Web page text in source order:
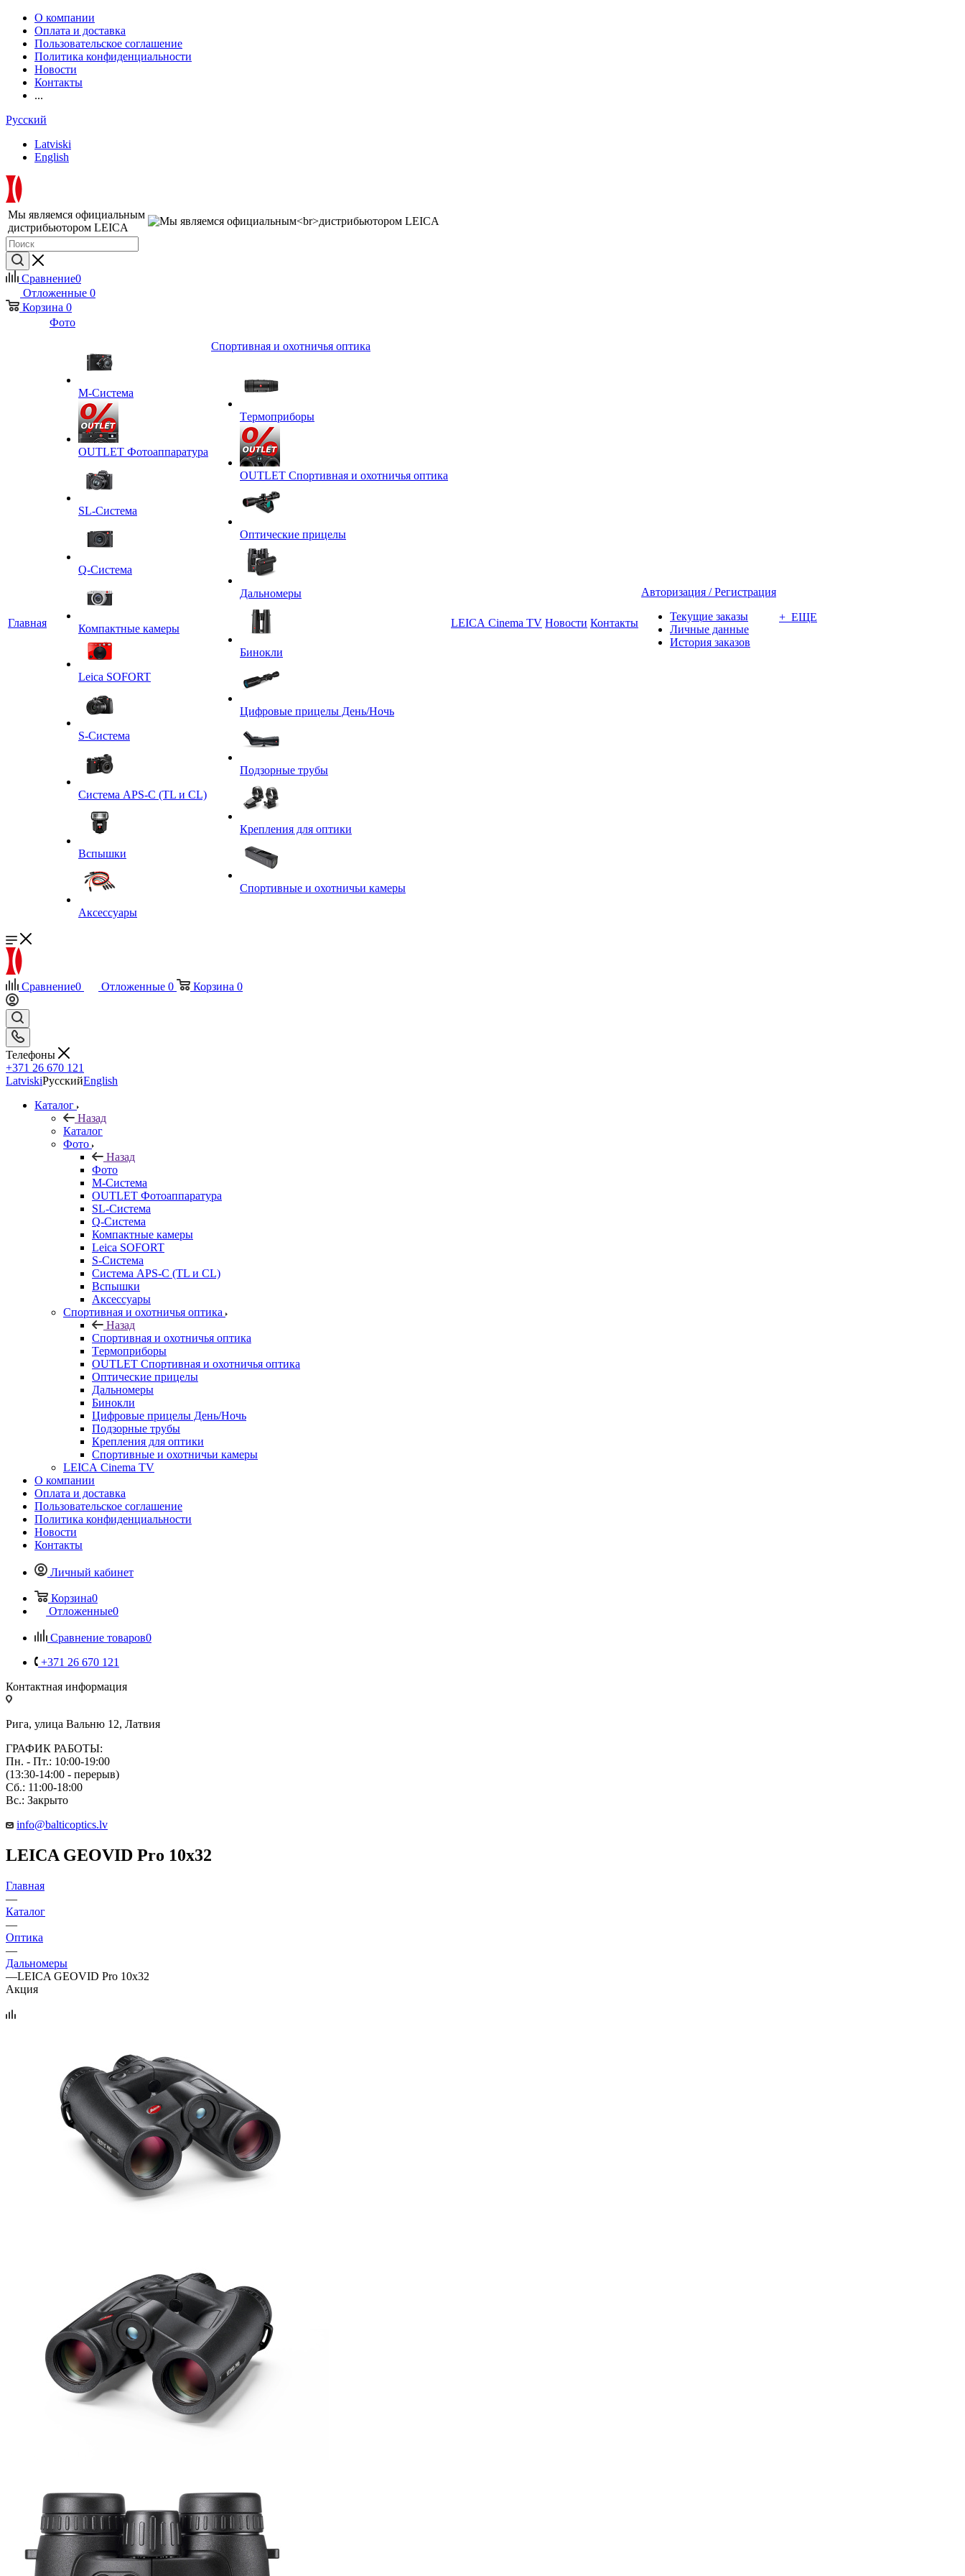
О компании
Оплата и доставка
Пользовательское соглашение
Политика конфиденциальности
Новости
Контакты
...
Русский
Latviski
English
Мы являемся официальным
дистрибьютором LEICA
Сравнение0
Отложенные 0
Корзина 0
Главная
Фото
M-Система
OUTLET Фотоаппаратура
SL-Система
Q-Cистема
Компактные камеры
Leica SOFORT
S-Система
Система APS-C (TL и CL)
Вспышки
Аксессуары
Спортивная и охотничья оптика
Tермоприборы
OUTLET Спортивная и охотничья оптика
Оптические прицелы
Дальномеры
Бинокли
Цифровые прицелы День/Ночь
Подзорные трубы
Крепления для оптики
Спортивные и охотничьи камеры
LEICA Cinema TV Новости Контакты
Авторизация / Регистрация
Текущие заказы
Личные данные
История заказов
+ ЕЩЕ
Сравнение0 Отложенные 0 Корзина 0
Телефоны
+371 26 670 121
LatviskiРусскийEnglish
Каталог
Назад
Каталог
Фото
Назад
Фото
M-Система
OUTLET Фотоаппаратура
SL-Система
Q-Cистема
Компактные камеры
Leica SOFORT
S-Система
Система APS-C (TL и CL)
Вспышки
Аксессуары
Спортивная и охотничья оптика
Назад
Спортивная и охотничья оптика
Tермоприборы
OUTLET Спортивная и охотничья оптика
Оптические прицелы
Дальномеры
Бинокли
Цифровые прицелы День/Ночь
Подзорные трубы
Крепления для оптики
Спортивные и охотничьи камеры
LEICA Cinema TV
О компании
Оплата и доставка
Пользовательское соглашение
Политика конфиденциальности
Новости
Контакты
Личный кабинет
Корзина0
Отложенные0
Сравнение товаров0
+371 26 670 121
Контактная информация
Рига, улица Вальню 12, Латвия
ГРАФИК РАБОТЫ:
Пн. - Пт.: 10:00-19:00
(13:30-14:00 - перерыв)
Сб.: 11:00-18:00
Вс.: Закрыто
info@balticoptics.lv
LEICA GEOVID Pro 10x32
Главная
—
Каталог
—
Оптика
—
Дальномеры
—LEICA GEOVID Pro 10x32
Акция